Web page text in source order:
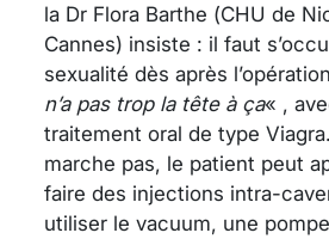
la Dr Flora Barthe (CHU de
Cannes) insiste : il faut
sexualité dès après
n’a pas trop la tête à ça« ,
traitement oral de type
marche pas, le patient peut
faire des injections intra-
utiliser le vacuum, une